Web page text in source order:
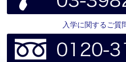
入学に関するご質